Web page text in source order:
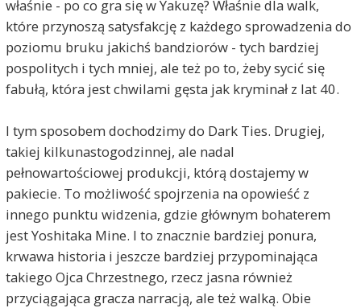
właśnie - po co gra się w Yakuzę? Właśnie dla walk,
które przynoszą satysfakcję z każdego sprowadzenia do
poziomu bruku jakichś bandziorów - tych bardziej
pospolitych i tych mniej, ale też po to, żeby sycić się
fabułą, która jest chwilami gęsta jak kryminał z lat 40.
I tym sposobem dochodzimy do Dark Ties. Drugiej,
takiej kilkunastogodzinnej, ale nadal
pełnowartościowej produkcji, którą dostajemy w
pakiecie. To możliwość spojrzenia na opowieść z
innego punktu widzenia, gdzie głównym bohaterem
jest Yoshitaka Mine. I to znacznie bardziej ponura,
krwawa historia i jeszcze bardziej przypominająca
takiego Ojca Chrzestnego, rzecz jasna również
przyciągająca gracza narracją, ale też walką. Obie